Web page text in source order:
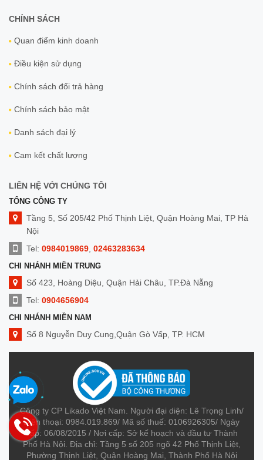
CHÍNH SÁCH
Quan điểm kinh doanh
Điều kiện sử dụng
Chính sách đổi trả hàng
Chính sách bảo mật
Danh sách đại lý
Cam kết chất lượng
LIÊN HỆ VỚI CHÚNG TÔI
TỔNG CÔNG TY
Tầng 5, Số 205/42 Phố Thịnh Liệt, Quận Hoàng Mai, TP Hà
Nội
Tel: 0984019869 02463283634
CHI NHÁNH MIỀN TRUNG
Số 423, Hoàng Diệu, Quận Hải Châu, TP.Đà Nẵng
Tel: 0904656904
CHI NHÁNH MIỀN NAM
Số 8 Nguyễn Duy Cung,Quận Gò Vấp, TP. HCM
Tel:0909014299
Công ty CP Likado Việt Nam. Người đại diện: Lê Trọng Linh/
Điện thoại: 0984.019.869/ Mã số thuế: 0106926305/ Ngày
cấp: 06/08/2015 / Nơi cấp: Sở kế hoạch và đầu tư Thành
Phố Hà Nội. Địa chỉ: Tầng 5 số 205 ngõ 42 Phố Thịnh Liệt,
Phường Thịnh Liệt, Quận Hoàng Mai, Thành Phố Hà Nội